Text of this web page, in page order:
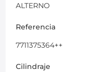
ALTERNO
Referencia
7711375364++
Cilindraje